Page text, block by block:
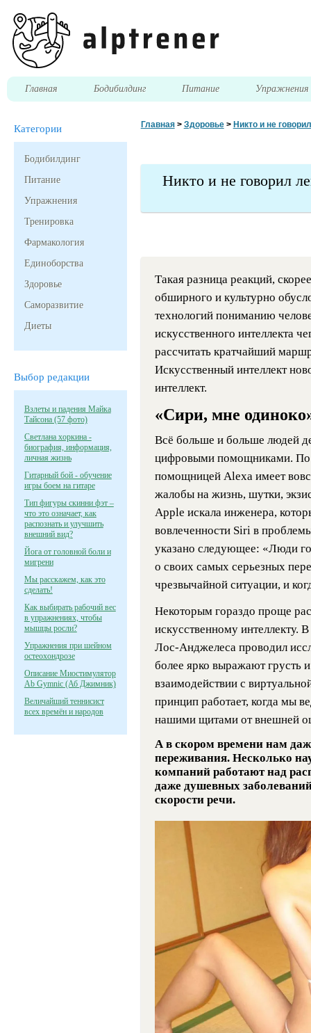
Главная Бодибилдинг Питание Упражнения
Категории
Бодибилдинг
Питание
Упражнения
Тренировка
Фармакология
Единоборства
Здоровье
Саморазвитие
Диеты
Выбор редакции
Взлеты и падения Майка
Тайсона (57 фото)
Светлана хоркина -
биография, информация,
личная жизнь
Гитарный бой - обучение
игры боем на гитаре
Тип фигуры скинни фэт –
что это означает, как
распознать и улучшить
внешний вид?
Йога от головной боли и
мигрени
Мы расскажем, как это
сделать!
Как выбирать рабочий вес
в упражнениях, чтобы
мышцы росли?
Упражнения при шейном
остеохондрозе
Описание Миостимулятор
Ab Gymnic (Аб Джимник)
Величайший теннисист
всех времён и народов
Главная> Здоровье> Никто и не
Никто и не говорил
Такая разница реакций,
обширного и культурно
технологий пониманию
искусственного интеллекта
рассчитать кратчайший
Искусственный интеллект
интеллект.
«Сири, мне
Всё больше и больше людей
цифровыми помощниками. По
помощницей Alexa имеет
жалобы на жизнь, шутки,
Apple искала инженера,
вовлеченности Siri в
указано следующее: «Люди
о своих самых серьезных
чрезвычайной ситуации, и
Некоторым гораздо проще
искусственному интеллекту.
Лос-Анджелеса проводил
более ярко выражают грусть
взаимодействии с
принцип работает, когда мы
нашими щитами от внешней
А в скором времени нам
переживания. Несколько
компаний работают над
даже душевных
скорости речи.